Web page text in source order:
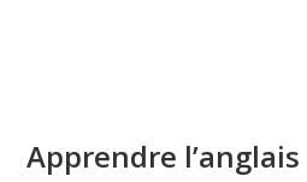
Apprendre l’anglais